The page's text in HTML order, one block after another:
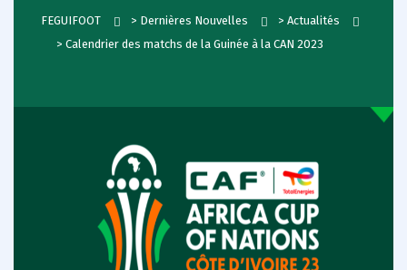
FEGUIFOOT > Dernières Nouvelles > Actualités
> Calendrier des matchs de la Guinée à la CAN 2023